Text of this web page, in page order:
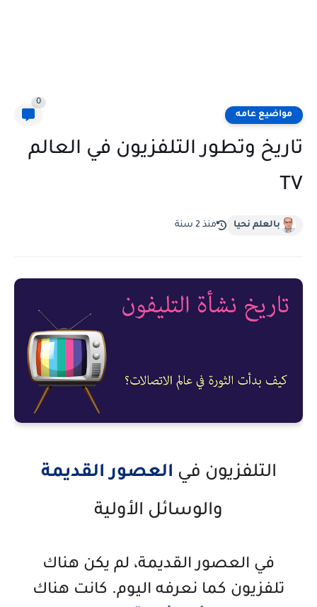
مواضيع عامه
0
تاريخ وتطور التلفزيون في العالم
TV
بالعلم نحيا منذ 2 سنة
التلفزيون في العصور القديمة
والوسائل الأولية
في العصور القديمة، لم يكن هناك
تلفزيون كما نعرفه اليوم. كانت هناك